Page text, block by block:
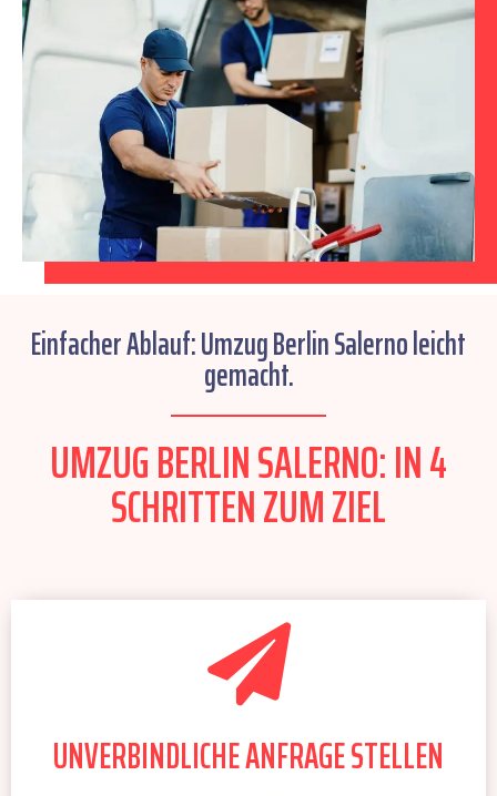
Einfacher Ablauf: Umzug Berlin Salerno leicht
gemacht.
UMZUG BERLIN SALERNO: IN 4
SCHRITTEN ZUM ZIEL
UNVERBINDLICHE ANFRAGE STELLEN